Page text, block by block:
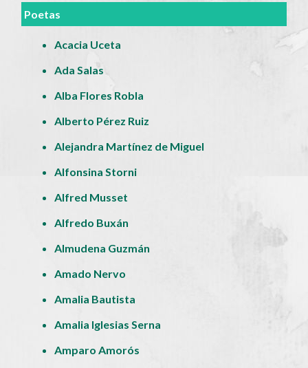
Poetas
Acacia Uceta
Ada Salas
Alba Flores Robla
Alberto Pérez Ruiz
Alejandra Martínez de Miguel
Alfonsina Storni
Alfred Musset
Alfredo Buxán
Almudena Guzmán
Amado Nervo
Amalia Bautista
Amalia Iglesias Serna
Amparo Amorós